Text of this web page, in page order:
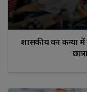
शासकीय वन कन्या में